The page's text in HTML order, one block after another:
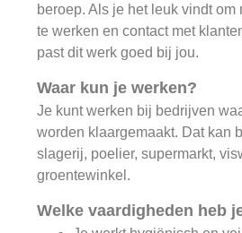
beroep. Als je het leuk vindt om
te werken en contact met
past dit werk goed bij jou.
Waar kun je werken?
Je kunt werken bij bedrijven
worden klaargemaakt. Dat kan
slagerij, poelier, supermarkt,
groentewinkel.
Welke vaardigheden heb